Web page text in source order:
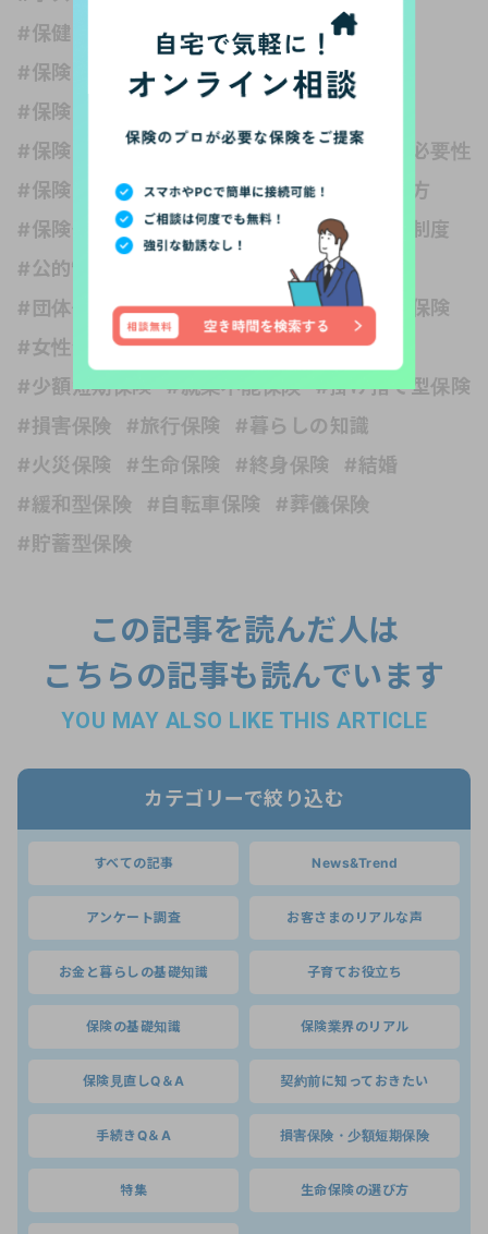
#保健の種類
#保険 受取人
#保険 妊娠
#保険 独身
#保険いらない？
#保険どれくらい入る？
#保険と税金
#保険の世界は複雑
#保険の必要性
#保険の種類
#保険の見直し
#保険の選び方
#保険金
#保障内容
#公的保険 社会保障制度
#公的制度
#収入保障保険
#団体信用生命保険
#変額保険
#外貨建て保険
#女性保険
#子ども #子育て
#学資保険
#少額短期保険
#就業不能保険
#掛け捨て型保険
#損害保険
#旅行保険
#暮らしの知識
#火災保険
#生命保険 #終身保険
#結婚
#緩和型保険
#自転車保険
#葬儀保険
#貯蓄型保険
この記事を読んだ人は
こちらの記事も読んでいます
YOU MAY ALSO LIKE THIS ARTICLE
カテゴリーで絞り込む
すべての記事 News&Trend
アンケート調査 お客さまのリアルな声
お金と暮らしの基礎知識 子育てお役立ち
保険の基礎知識 保険業界のリアル
保険見直しQ＆A 契約前に知っておきたい
手続きQ＆A 損害保険・少額短期保険
特集 生命保険の選び方